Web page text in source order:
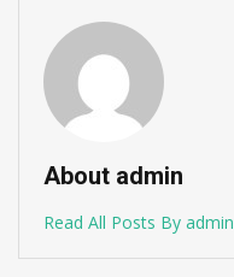
About admin
Read All Posts By admin